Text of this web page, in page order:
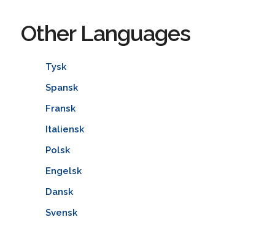
Other Languages
Tysk
Spansk
Fransk
Italiensk
Polsk
Engelsk
Dansk
Svensk